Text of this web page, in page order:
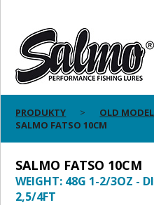
PRODUKTY
OLD
SALMO FATSO 10CM
SALMO FATSO 10CM
WEIGHT: 48G 1-2/3OZ -
2,5/4FT